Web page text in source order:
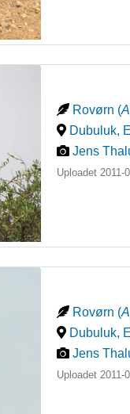
Rovørn (
Dubuluk,
Jens
Uploadet 2011-
Rovørn (
Dubuluk,
Jens
Uploadet 2011-